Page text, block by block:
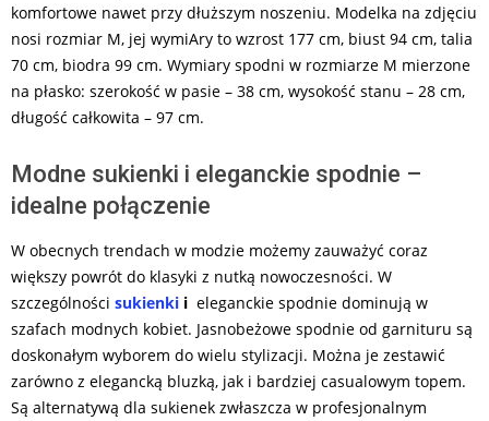
komfortowe nawet przy dłuższym noszeniu. Modelka na zdjęciu
nosi rozmiar M, jej wymiAry to wzrost 177 cm, biust 94 cm, talia
70 cm, biodra 99 cm. Wymiary spodni w rozmiarze M mierzone
na płasko: szerokość w pasie – 38 cm, wysokość stanu – 28 cm,
długość całkowita – 97 cm.
Modne sukienki i eleganckie spodnie –
idealne połączenie
W obecnych trendach w modzie możemy zauważyć coraz
większy powrót do klasyki z nutką nowoczesności. W
szczególności sukienki i eleganckie spodnie dominują w
szafach modnych kobiet. Jasnobeżowe spodnie od garnituru są
doskonałym wyborem do wielu stylizacji. Można je zestawić
zarówno z elegancką bluzką, jak i bardziej casualowym topem.
Są alternatywą dla sukienek zwłaszcza w profesjonalnym